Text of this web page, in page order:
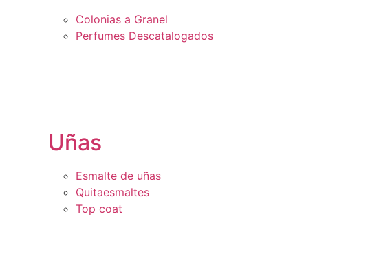
Colonias a Granel
Perfumes Descatalogados
Uñas
Esmalte de uñas
Quitaesmaltes
Top coat